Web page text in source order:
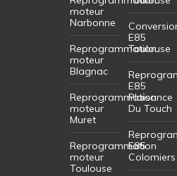
moteur
Narbonne
Reprogrammation
moteur
Blagnac
Reprogrammation
moteur
Muret
Reprogrammation
moteur
Toulouse
E85
Toulouse
E85
Plaisance
Du Touch
E85
Colomiers